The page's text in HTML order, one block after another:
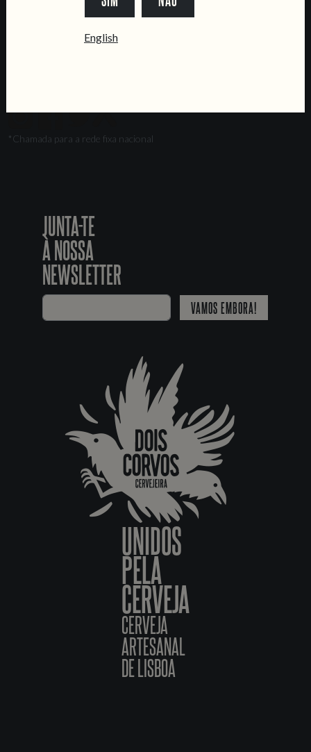
*Chamada para a rede fixa nacional
JUNTA-TE
À NOSSA
NEWSLETTER
VAMOS EMBORA!
UNIDOS
PELA
CERVEJA
CERVEJA
ARTESANAL
DE LISBOA
English